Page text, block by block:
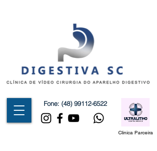
Fone: (48) 99112-6522
Clinica Parceira